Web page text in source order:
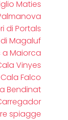
Maties
di Portals
Magaluf
a Maiorca
Vinyes
Falco
Bendinat
spiagge